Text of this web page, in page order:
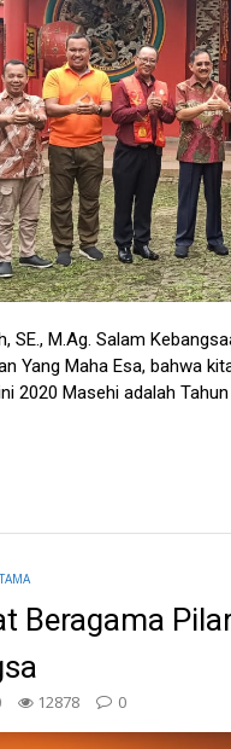
SE., M.Ag. Salam
Yang Maha Esa, bahwa
2020 Masehi adalah
Beragama
12878 0